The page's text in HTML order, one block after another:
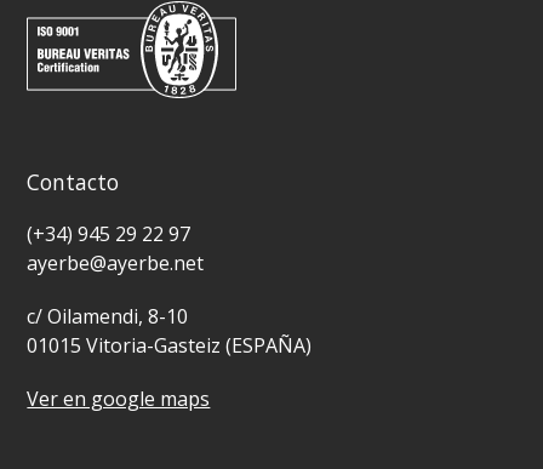
Contacto
(+34) 945 29 22 97
ayerbe@ayerbe.net
c/ Oilamendi, 8-10
01015 Vitoria-Gasteiz (ESPAÑA)
Ver en google maps